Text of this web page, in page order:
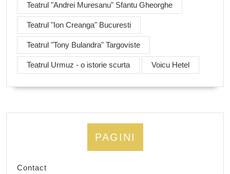
Teatrul "Andrei Muresanu" Sfantu Gheorghe
Teatrul "Ion Creanga" Bucuresti
Teatrul "Tony Bulandra" Targoviste
Teatrul Urmuz - o istorie scurta Voicu Hetel
PAGINI
Contact